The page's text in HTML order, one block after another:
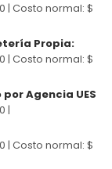
| Costo normal: $
Propia:
| Costo normal: $
Agencia UES
|
| Costo normal: $